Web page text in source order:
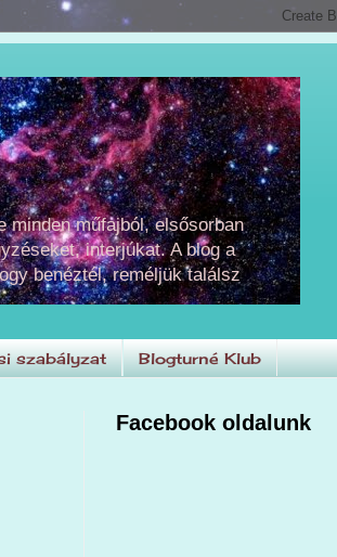
minden műfajból, elsősorban
interjúkat. A blog a
benéztél, reméljük találsz
szabályzat Blogturné Klub
Facebook oldalunk